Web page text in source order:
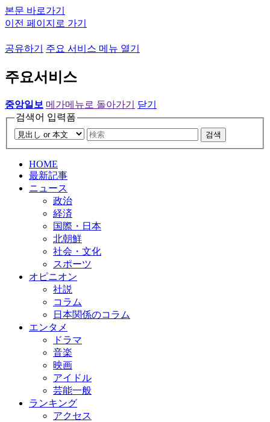
본문 바로가기
이전 페이지로 가기
공유하기 주요 서비스 메뉴 열기
주요서비스
중앙일보 메가메뉴로 돌아가기
닫기
검색어 입력폼
검색
HOME
最新記事
ニュース
政治
経済
国際・日本
北朝鮮
社会・文化
スポーツ
オピニオン
社説
コラム
日本関係のコラム
エンタメ
ドラマ
音楽
映画
アイドル
芸能一般
ランキング
アクセス